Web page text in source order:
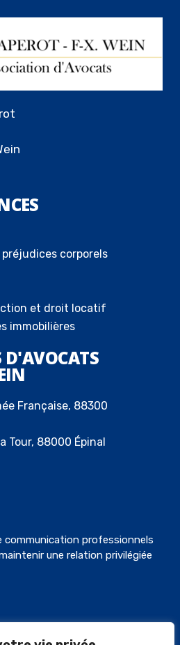
corporels
et droit locatif
immobilières
Française, 88300
Tour, 88000 Épinal
communication professionnels
une relation privilégiée